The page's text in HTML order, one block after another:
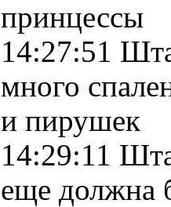
принцессы
14:27:51
много
и пирушек
14:29:11
еще должна